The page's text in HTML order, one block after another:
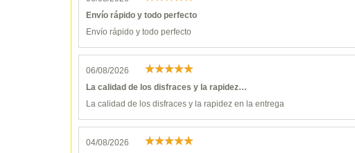
Envío rápido y todo perfecto
Envío rápido y todo perfecto
06/08/2026
La calidad de los disfraces y la rapidez…
La calidad de los disfraces y la rapidez en la entrega
04/08/2026